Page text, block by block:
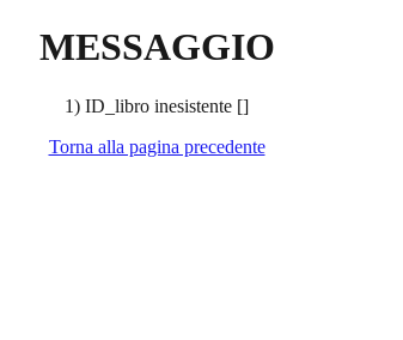
MESSAGGIO
1) ID_libro inesistente []
Torna alla pagina precedente